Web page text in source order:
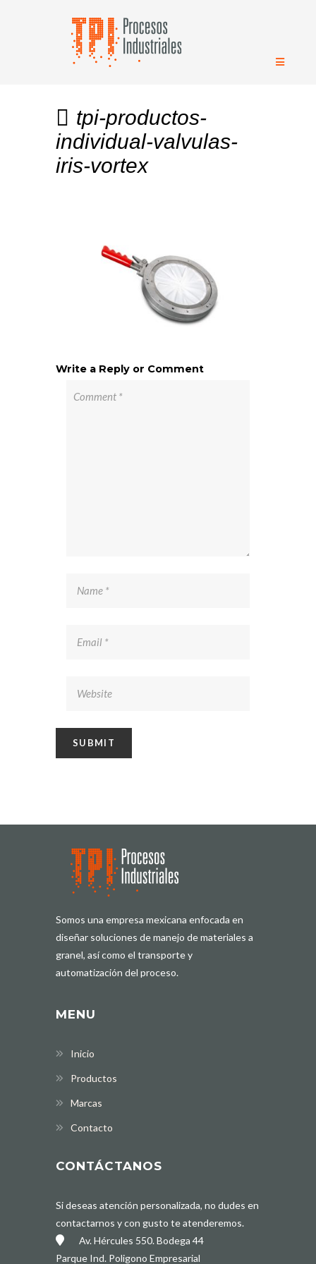
tpi-productos-
individual-valvulas-
iris-vortex
Write a Reply or Comment
Somos una empresa mexicana enfocada en
diseñar soluciones de manejo de materiales a
granel, así como el transporte y
automatización del proceso.
MENU
Inicio
Productos
Marcas
Contacto
CONTÁCTANOS
Si deseas atención personalizada, no dudes en
contactarnos y con gusto te atenderemos.
Av. Hércules 550. Bodega 44
Parque Ind. Poligono Empresarial